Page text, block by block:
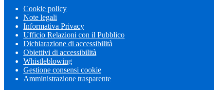
Cookie policy
Note legali
Informativa Privacy
Ufficio Relazioni con il Pubblico
Dichiarazione di accessibilità
Obiettivi di accessibilità
Whistleblowing
Gestione consensi cookie
Amministrazione trasparente